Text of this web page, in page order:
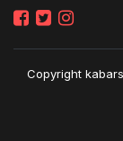
Copyright